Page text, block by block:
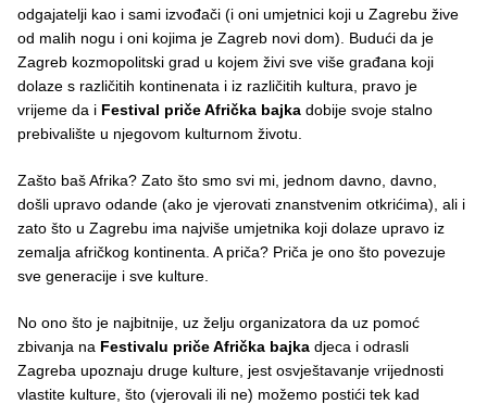
odgajatelji kao i sami izvođači (i oni umjetnici koji u Zagrebu žive
od malih nogu i oni kojima je Zagreb novi dom). Budući da je
Zagreb kozmopolitski grad u kojem živi sve više građana koji
dolaze s različitih kontinenata i iz različitih kultura, pravo je
vrijeme da i Festival priče Afrička bajka dobije svoje stalno
prebivalište u njegovom kulturnom životu.
Zašto baš Afrika? Zato što smo svi mi, jednom davno, davno,
došli upravo odande (ako je vjerovati znanstvenim otkrićima), ali i
zato što u Zagrebu ima najviše umjetnika koji dolaze upravo iz
zemalja afričkog kontinenta. A priča? Priča je ono što povezuje
sve generacije i sve kulture.
No ono što je najbitnije, uz želju organizatora da uz pomoć
zbivanja na Festivalu priče Afrička bajka djeca i odrasli
Zagreba upoznaju druge kulture, jest osvještavanje vrijednosti
vlastite kulture, što (vjerovali ili ne) možemo postići tek kad